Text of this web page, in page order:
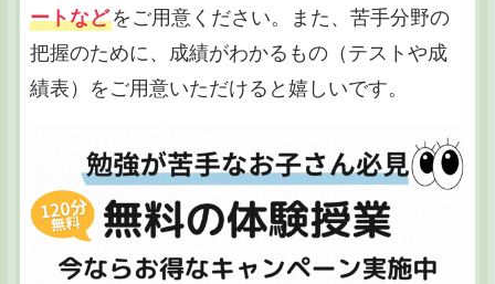
ートなどをご用意ください。また、苦手分野の
把握のために、成績がわかるもの（テストや成
績表）をご用意いただけると嬉しいです。